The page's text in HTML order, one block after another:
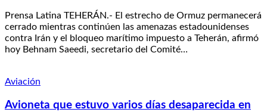
Prensa Latina TEHERÁN.- El estrecho de Ormuz permanecerá
cerrado mientras continúen las amenazas estadounidenses
contra Irán y el bloqueo marítimo impuesto a Teherán, afirmó
hoy Behnam Saeedi, secretario del Comité…
Aviación
Avioneta que estuvo varios días desaparecida en